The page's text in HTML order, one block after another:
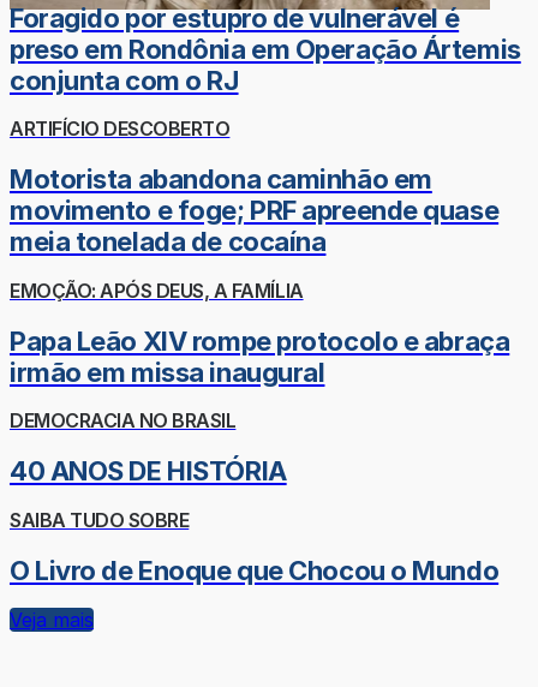
Foragido por estupro de vulnerável é
preso em Rondônia em Operação Ártemis
conjunta com o RJ
ARTIFÍCIO DESCOBERTO
Motorista abandona caminhão em
movimento e foge; PRF apreende quase
meia tonelada de cocaína
EMOÇÃO: APÓS DEUS, A FAMÍLIA
Papa Leão XIV rompe protocolo e abraça
irmão em missa inaugural
DEMOCRACIA NO BRASIL
40 ANOS DE HISTÓRIA
SAIBA TUDO SOBRE
O Livro de Enoque que Chocou o Mundo
Veja mais